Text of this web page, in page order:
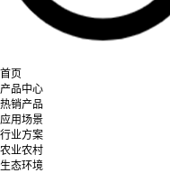
首页
产品中心
热销产品
应用场景
行业方案
农业农村
生态环境